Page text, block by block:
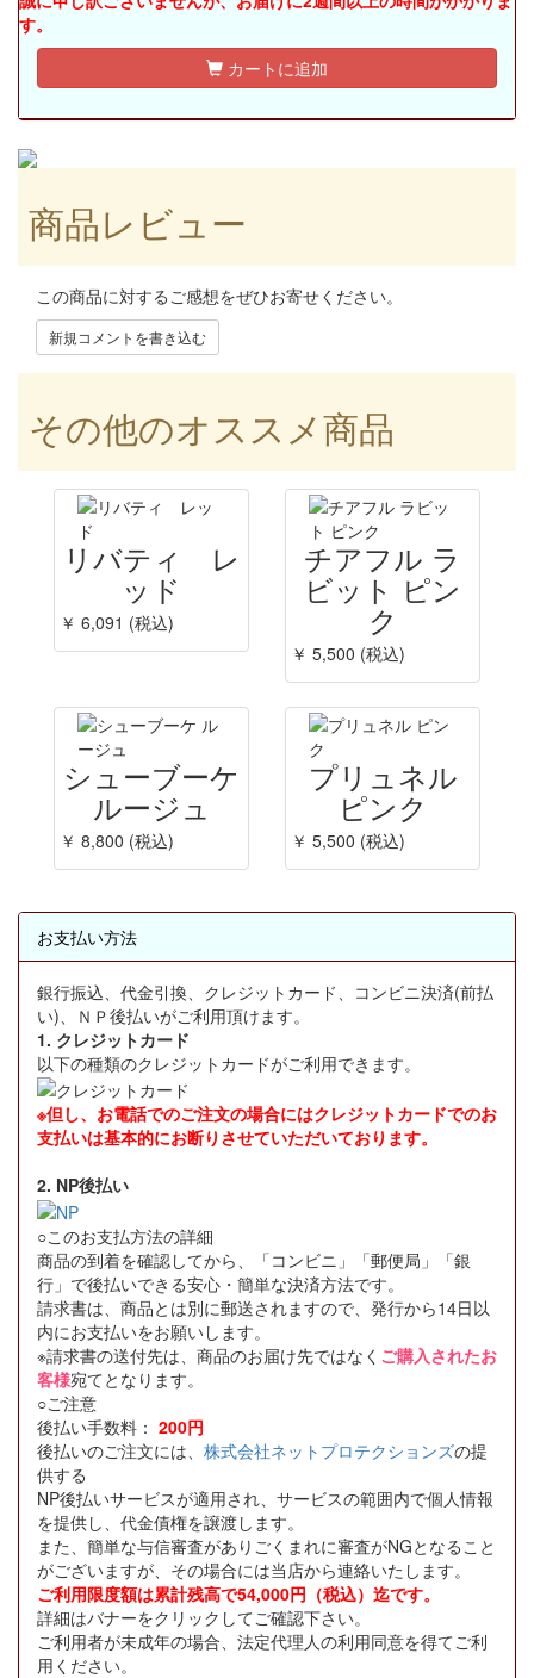
す。
カートに追加
商品レビュー
この商品に対するご感想をぜひお寄せください。
新規コメントを書き込む
その他のオススメ商品
リバティ レ
ッド
￥ 6,091 (税込)
チアフル ラ
ビット ピン
ク
￥ 5,500 (税込)
シューブーケ
ルージュ
￥ 8,800 (税込)
プリュネル
ピンク
￥ 5,500 (税込)
お支払い方法
銀行振込、代金引換、クレジットカード、コンビニ決済(前払
い)、ＮＰ後払いがご利用頂けます。
1. クレジットカード
以下の種類のクレジットカードがご利用できます。
※但し、お電話でのご注文の場合にはクレジットカードでのお
支払いは基本的にお断りさせていただいております。
2. NP後払い
○このお支払方法の詳細
商品の到着を確認してから、「コンビニ」「郵便局」「銀
行」で後払いできる安心・簡単な決済方法です。
請求書は、商品とは別に郵送されますので、発行から14日以
内にお支払いをお願いします。
※請求書の送付先は、商品のお届け先ではなく ご購入されたお
客様宛てとなります。
○ご注意
後払い手数料： 200円
後払いのご注文には、 株式会社ネットプロテクションズの提
供する
NP後払いサービスが適用され、サービスの範囲内で個人情報
を提供し、代金債権を譲渡します。
また、簡単な与信審査がありごくまれに審査がNGとなること
がございますが、その場合には当店から連絡いたします。
ご利用限度額は累計残高で54,000円（税込）迄です。
詳細はバナーをクリックしてご確認下さい。
ご利用者が未成年の場合、法定代理人の利用同意を得てご利
用ください。